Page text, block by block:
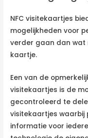
NFC visitekaartjes
mogelijkheden voor
verder gaan dan wat
kaartje.
Een van de
visitekaartjes is de
gecontroleerd te
visitekaartjes waarbij
informatie voor